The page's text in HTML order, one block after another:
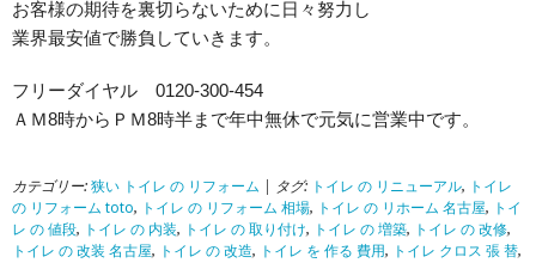
お客様の期待を裏切らないために日々努力し
業界最安値で勝負していきます。
フリーダイヤル 0120-300-454
ＡＭ8時からＰＭ8時半まで年中無休で元気に営業中です。
カテゴリー: 狭い トイレ の リフォーム | タグ: トイレ の リニューアル, トイレ
の リフォーム toto, トイレ の リフォーム 相場, トイレ の リホーム 名古屋, トイ
レ の 値段, トイレ の 内装, トイレ の 取り付け, トイレ の 増築, トイレ の 改修,
トイレ の 改装 名古屋, トイレ の 改造, トイレ を 作る 費用, トイレ クロス 張 替,